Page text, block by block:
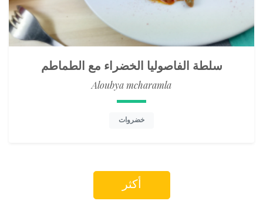
سلطة الفاصوليا الخضراء مع الطماطم
Aloubya mcharamla
خضروات
أكثر